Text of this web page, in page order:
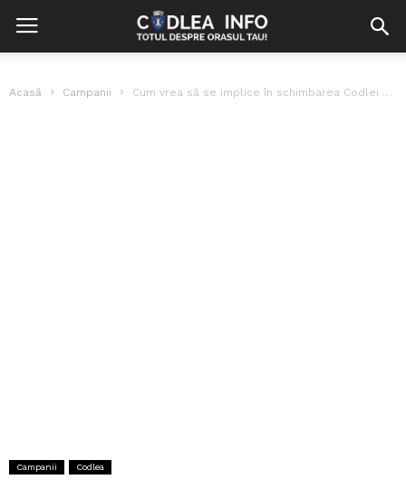
Acasă Campanii Cum vrea să se implice în schimbarea Codlei echipa condusă de Petrică...
Campanii Codlea